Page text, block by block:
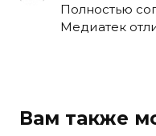
Полностью
Медиатек
Вам также